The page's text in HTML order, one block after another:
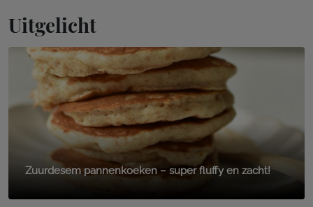
Uitgelicht
Zuurdesem pannenkoeken – super fluffy en zacht!